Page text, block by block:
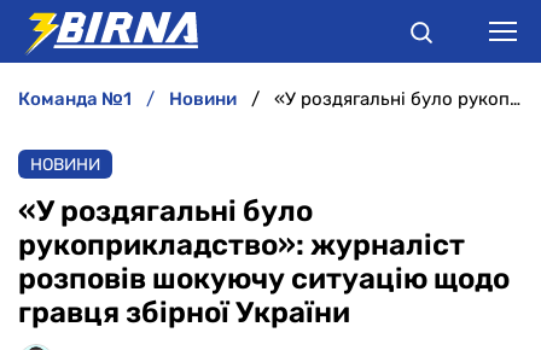
АНАЛІТИКА
ІНТЕРВ'Ю
РІЗНЕ
команда №1 новини «У роздягальні було рукоприкладство»: журналіст розповів шокуючу ситуацію щодо гравця збірної України
НОВИНИ
«У роздягальні було
рукоприкладство»: журналіст
розповів шокуючу ситуацію щодо
гравця збірної України